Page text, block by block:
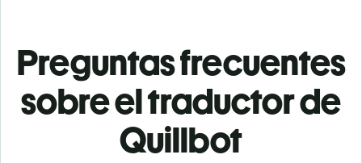
Preguntas frecuentes
sobre el traductor de
Quillbot